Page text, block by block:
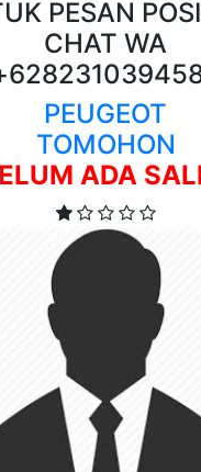
PESAN
CHAT WA
PEUGEOT
TOMOHON
ADA